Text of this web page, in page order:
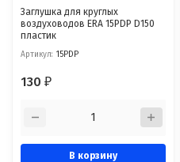
Заглушка для круглых
воздуховодов ERA 15PDP D150
пластик
Артикул: 15PDP
130₽
В корзину